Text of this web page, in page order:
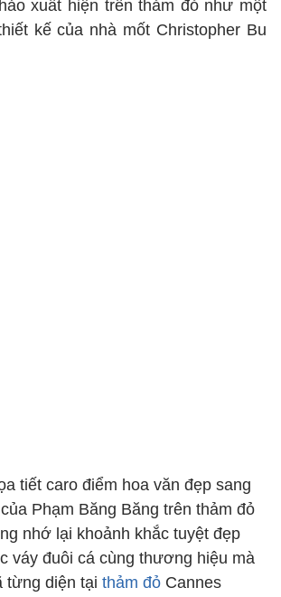
xuất hiện trên thảm đỏ như một
kế của nhà mốt Christopher Bu
tiết caro điểm hoa văn đẹp sang
Phạm Băng Băng trên thảm đỏ
nhớ lại khoảnh khắc tuyệt đẹp
váy đuôi cá cùng thương hiệu mà
từng diện tại thảm đỏ Cannes